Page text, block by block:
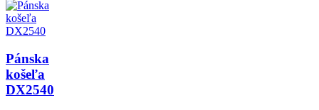
Pánska
košeľa
DX2540